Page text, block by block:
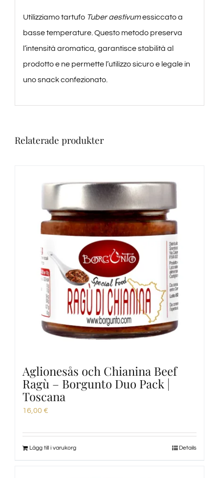
Utilizziamo tartufo Tuber aestivumessiccato a
basse temperature. Questo metodo preserva
l’intensità aromatica, garantisce stabilità al
prodotto e ne permette l’utilizzo sicuro e legale in
uno snack confezionato.
Relaterade produkter
Aglionesås och Chianina Beef
Ragù – Borgunto Duo Pack |
Toscana
16,00 €
Lägg till i varukorg Details